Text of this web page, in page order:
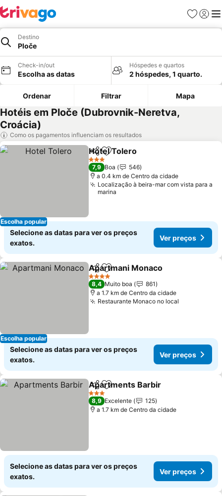
Favoritos
Iniciar
Destino
Ploče
Check-in/out
Escolha as datas
Hóspedes e quartos
2 hóspedes, 1 quarto.
Ordenar Filtrar Mapa
Hotéis em Ploče (Dubrovnik-Neretva,
Croácia)
Como os pagamentos influenciam os resultados
Escolha popular
PartilharAdicionar aos favoritos
Hotel Tolero
3 Estrelas
7,9 Boa
546
a 0.4 km de Centro da cidade
Localização à beira-mar com vista para a
marina
Selecione as datas para ver os preços
exatos.
Ver preços
Escolha popular
PartilharAdicionar aos favoritos
Apartmani Monaco
4 Estrelas
8,4 Muito boa
861
a 1.7 km de Centro da cidade
Restaurante Monaco no local
Selecione as datas para ver os preços
exatos.
Ver preços
PartilharAdicionar aos favoritos
Apartments Barbir
3 Estrelas
8,9 Excelente
125
a 1.7 km de Centro da cidade
Selecione as datas para ver os preços
exatos.
Ver preços